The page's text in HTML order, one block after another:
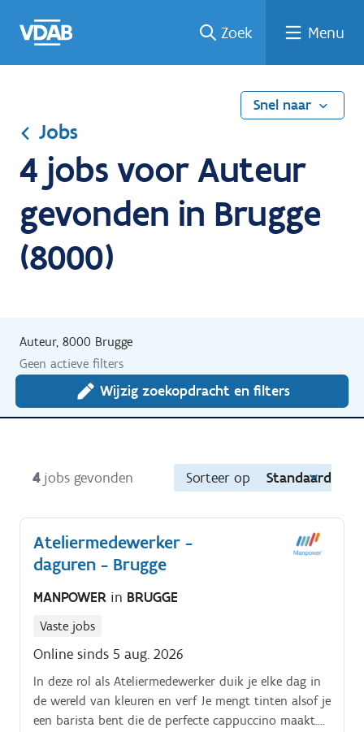
naar
een
een
job
naar
Zoek Menu
Snel naar
Jobs
4 jobs voor Auteur
gevonden in Brugge
(8000)
Auteur, 8000 Brugge
Geen actieve filters
Wijzig zoekopdracht en filters
4 jobs gevonden Sorteer op Standaard
Ateliermedewerker -
daguren - Brugge
MANPOWER in BRUGGE
Vaste jobs
Online sinds 5 aug. 2026
In deze rol als Ateliermedewerker duik je elke dag in
de wereld van kleuren en verf Je mengt tinten alsof je
een barista bent die de perfecte cappuccino maakt.